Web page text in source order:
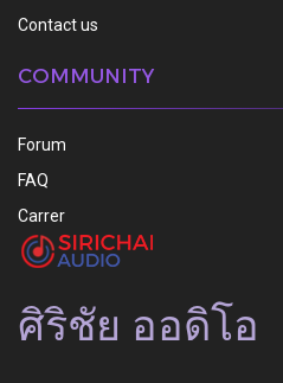
Contact us
COMMUNITY
Forum
FAQ
Carrer
ศิริชัย ออดิโอ